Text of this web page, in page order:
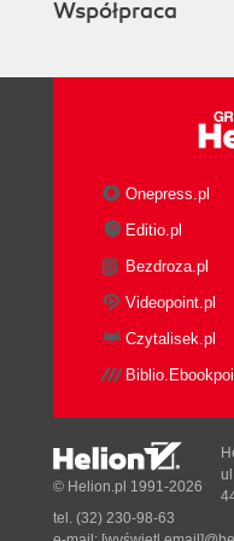
Wymagania
Powiązane
Praktyka nr 15.
strukturalny
Szablony
wymaganiami
Powiązane
dokumentowanie
Definicja
Odkrywanie
Współpraca
Onepress.pl
Editio.pl
Bezdroza.pl
Videopoint.pl
Czytalisek.pl
© Helion.pl 1991-2026
tel. (32) 230-98-63